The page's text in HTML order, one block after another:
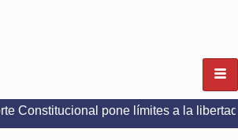
pone límites a la libertad de